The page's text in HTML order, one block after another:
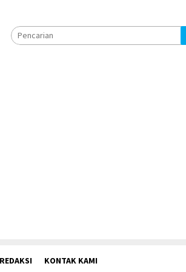
REDAKSI KONTAK KAMI